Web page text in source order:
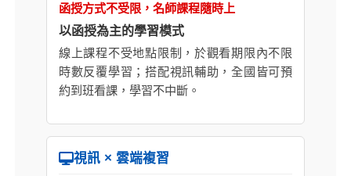
函授方式不受限，名師課程隨時上
以函授為主的學習模式
線上課程不受地點限制，於觀看期限內不限
時數反覆學習；搭配視訊輔助，全國皆可預
約到班看課，學習不中斷。
視訊 × 雲端複習